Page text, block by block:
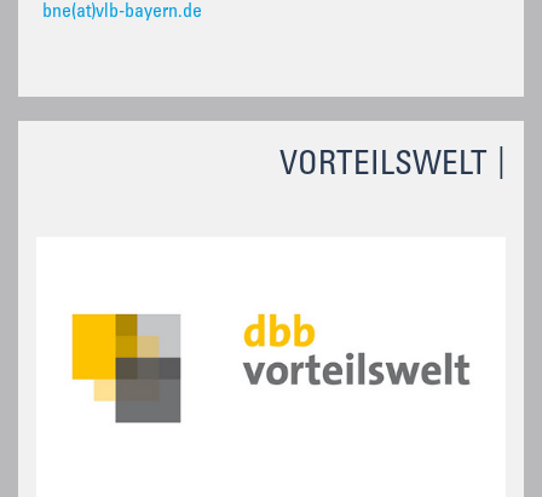
VORTEILSWELT
bne(at)vlb-bayern.de